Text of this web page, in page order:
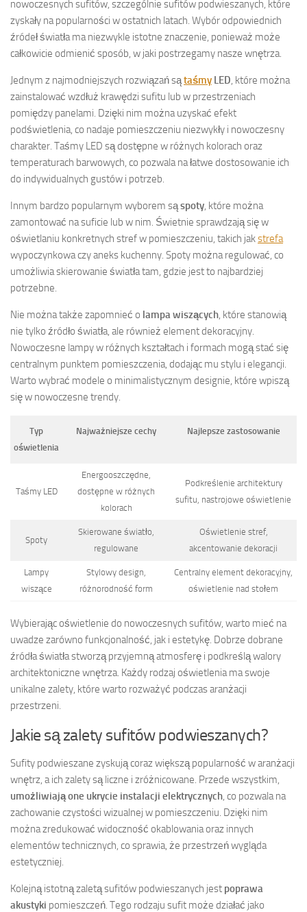
nowoczesnych sufitów, szczególnie sufitów podwieszanych, które
zyskały na popularności w ostatnich latach. Wybór odpowiednich
źródeł światła ma niezwykle istotne znaczenie, ponieważ może
całkowicie odmienić sposób, w jaki postrzegamy nasze wnętrza.
Jednym z najmodniejszych rozwiązań sątaśmy LED, które można
zainstalować wzdłuż krawędzi sufitu lub w przestrzeniach
pomiędzy panelami. Dzięki nim można uzyskać efekt
podświetlenia, co nadaje pomieszczeniu niezwykły i nowoczesny
charakter. Taśmy LED są dostępne w różnych kolorach oraz
temperaturach barwowych, co pozwala na łatwe dostosowanie ich
do indywidualnych gustów i potrzeb.
Innym bardzo popularnym wyborem sąspoty, które można
zamontować na suficie lub w nim. Świetnie sprawdzają się w
oświetlaniu konkretnych stref w pomieszczeniu, takich jakstrefa
wypoczynkowa czy aneks kuchenny. Spoty można regulować, co
umożliwia skierowanie światła tam, gdzie jest to najbardziej
potrzebne.
Nie można także zapomnieć o lampa wiszących, które stanowią
nie tylko źródło światła, ale również element dekoracyjny.
Nowoczesne lampy w różnych kształtach i formach mogą stać się
centralnym punktem pomieszczenia, dodając mu stylu i elegancji.
Warto wybrać modele o minimalistycznym designie, które wpiszą
się w nowoczesne trendy.
Typ
oświetlenia
Najważniejsze cechy Najlepsze zastosowanie
Taśmy LED
Energooszczędne,
dostępne w różnych
kolorach
Podkreślenie architektury
sufitu, nastrojowe oświetlenie
Spoty
Skierowane światło,
regulowane
Oświetlenie stref,
akcentowanie dekoracji
Lampy
wiszące
Stylowy design,
różnorodność form
Centralny element dekoracyjny,
oświetlenie nad stołem
Wybierając oświetlenie do nowoczesnych sufitów, warto mieć na
uwadze zarówno funkcjonalność, jak i estetykę. Dobrze dobrane
źródła światła stworzą przyjemną atmosferę i podkreślą walory
architektoniczne wnętrza. Każdy rodzaj oświetlenia ma swoje
unikalne zalety, które warto rozważyć podczas aranżacji
przestrzeni.
Jakie są zalety sufitów podwieszanych?
Sufity podwieszane zyskują coraz większą popularność w aranżacji
wnętrz, a ich zalety są liczne i zróżnicowane. Przede wszystkim,
umożliwiają one ukrycie instalacji elektrycznych , co pozwala na
zachowanie czystości wizualnej w pomieszczeniu. Dzięki nim
można zredukować widoczność okablowania oraz innych
elementów technicznych, co sprawia, że przestrzeń wygląda
estetyczniej.
Kolejną istotną zaletą sufitów podwieszanych jest poprawa
akustyki pomieszczeń. Tego rodzaju sufit może działać jako